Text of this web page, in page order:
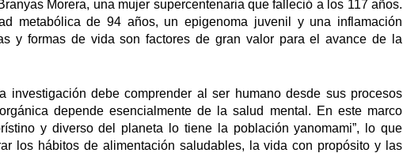
Morera, una mujer supercentenaria que falleció a los 117 años.
metabólica de 94 años, un epigenoma juvenil y una inflamación
y formas de vida son factores de gran valor para el avance de la
investigación debe comprender al ser humano desde sus procesos
depende esencialmente de la salud mental. En este marco
y diverso del planeta lo tiene la población yanomami”, lo que
los hábitos de alimentación saludables, la vida con propósito y las